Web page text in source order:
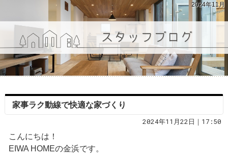
2024年11月
家事ラク動線で快適な家づくり
2024年11月22日｜17:50
こんにちは！
EIWA HOMEの金浜です。